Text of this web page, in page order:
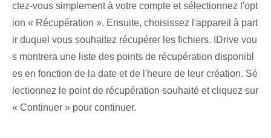
ctez-vous simplement à votre compte et sélectionnez l'opt
ion « Récupération ». Ensuite, choisissez l'appareil à part
ir duquel vous souhaitez récupérer les fichiers. IDrive vou
s montrera une liste des points de récupération disponibl
es en fonction de la date et de l'heure de leur création. Sé
lectionnez le point de récupération souhaité et cliquez sur
« Continuer » pour continuer.